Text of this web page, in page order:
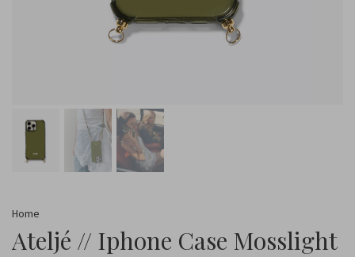
Home
Ateljé // Iphone Case Mosslight